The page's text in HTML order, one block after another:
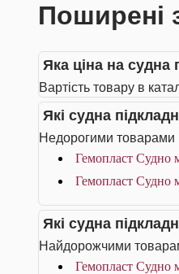
Поширені
Яка ціна на судна
Вартість товару в
Які судна
Недорогими товарами в
Гемопласт Судно
Гемопласт Судно
Які судна
Найдорожчими
Гемопласт Судно